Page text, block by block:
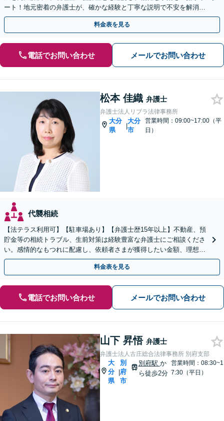
ート！地元密着の弁護士が、確かな経験と丁寧な説明で不安を解消し
ます。まずはお気軽にご相談ください。【休日面談可】
料金表を見る
電話でお問い合わせ メールでお問い合わせ
松本 佳織 弁護士
弁護士法人リブラ法律事務所
大分
県
|
大分
市
営業時間：09:00~17:00（平
日）
代襲相続
【法テラス利用可】【駐車場あり】【弁護士歴15年以上】不動産、預
貯金等の相続トラブル、生前対策は経験豊富な弁護士にご相談くださ
い。感情的なもつれに配慮し、依頼者さまが獲得したい金額、理想の
条件で解決ができるよう、丁寧に対応します【完全個室】
料金表を見る
電話でお問い合わせ メールでお問い合わせ
山下 昇悟 弁護士
弁護士法人古庄総合法律事務所 別府支部
大
分
県
|
別
府
市
別府駅 か
ら徒歩2分
営業時間：08:30~1
7:30（平日）